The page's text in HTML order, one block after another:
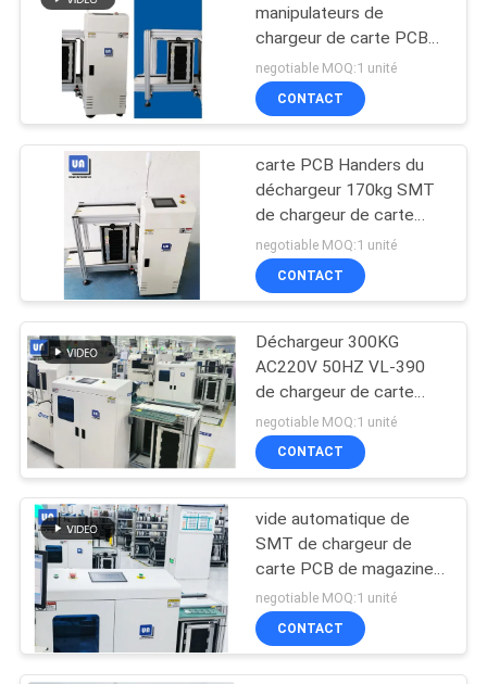
SITE
PRIVACY
POLICY
manipulateurs de
chargeur de carte PCB
d'écran tactile de PLC
de carte PCB de taille de
LL
negotiable MOQ:1 unité
CONTACT
carte PCB Handers du
déchargeur 170kg SMT
de chargeur de carte
PCB de 100W 50*50
negotiable MOQ:1 unité
CONTACT
Déchargeur 300KG
AC220V 50HZ VL-390
de chargeur de carte
PCB d'aspiration de vide
negotiable MOQ:1 unité
CONTACT
vide automatique de
SMT de chargeur de
carte PCB de magazine
de 460*400*563mm et
chargeur de magazine
negotiable MOQ:1 unité
CONTACT